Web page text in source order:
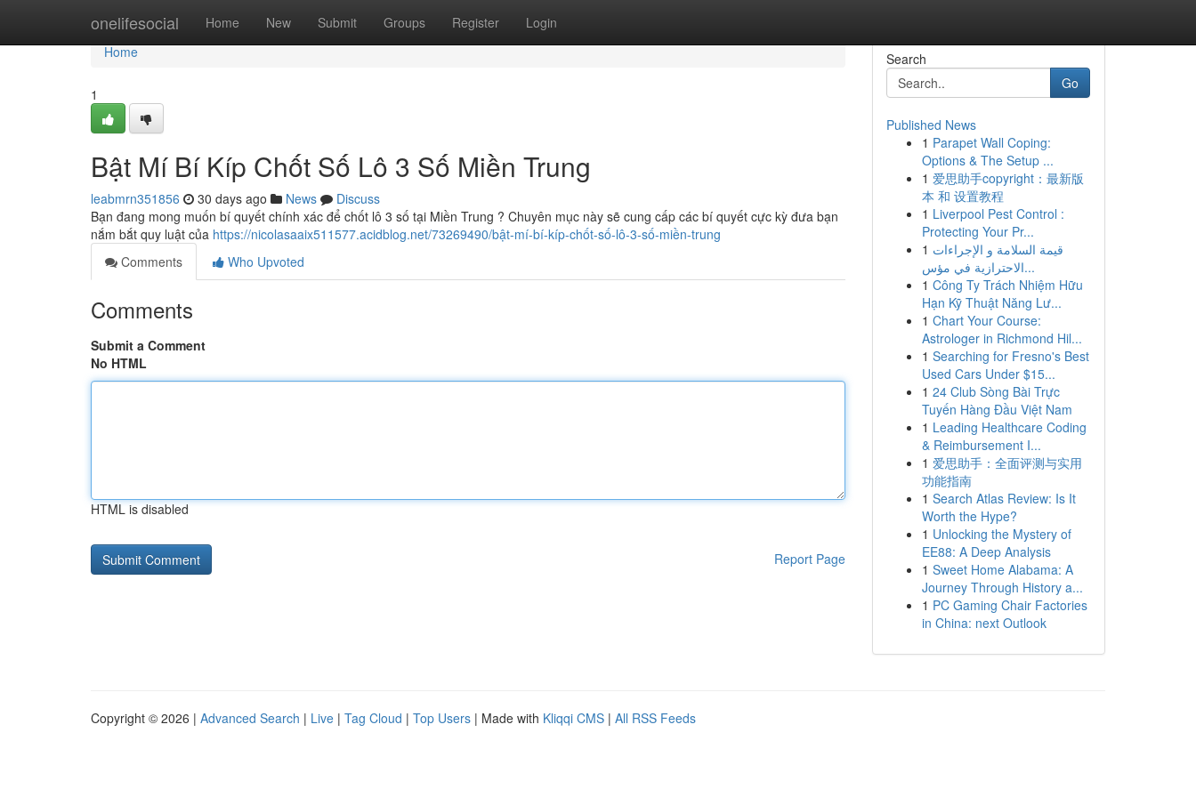
onelifesocial Home New Submit Groups Register Login
Home
Home
1
Bật Mí Bí Kíp Chốt Số Lô 3 Số Miền Trung
leabmrn351856 30 days ago News
Discuss
Bạn đang mong muốn bí quyết chính xác để chốt lô 3 số tại Miền Trung ? Chuyên mục này sẽ cung cấp các bí quyết cực kỳ đưa bạn
nắm bắt quy luật của https://nicolasaaix511577.acidblog.net/73269490/bật-mí-bí-kíp-chốt-số-lô-3-số-miền-trung
Comments
Who Upvoted
Comments
Submit a Comment
No HTML
HTML is disabled
Report Page
Search
Go
Published News
1 Parapet Wall Coping:
Options & The Setup ...
1 爱思助手copyright：最新版
本 和 设置教程
1 Liverpool Pest Control :
Protecting Your Pr...
1 قيمة السلامة و الإجراءات
الاحترازية في مؤس...
1 Công Ty Trách Nhiệm Hữu
Hạn Kỹ Thuật Năng Lư...
1 Chart Your Course:
Astrologer in Richmond Hil...
1 Searching for Fresno's Best
Used Cars Under $15...
1 24 Club Sòng Bài Trực
Tuyến Hàng Đầu Việt Nam
1 Leading Healthcare Coding
& Reimbursement I...
1 爱思助手：全面评测与实用
功能指南
1 Search Atlas Review: Is It
Worth the Hype?
1 Unlocking the Mystery of
EE88: A Deep Analysis
1 Sweet Home Alabama: A
Journey Through History a...
1 PC Gaming Chair Factories
in China: next Outlook
Copyright © 2026 | Advanced Search | Live | Tag Cloud | Top Users | Made with Kliqqi CMS | All RSS Feeds